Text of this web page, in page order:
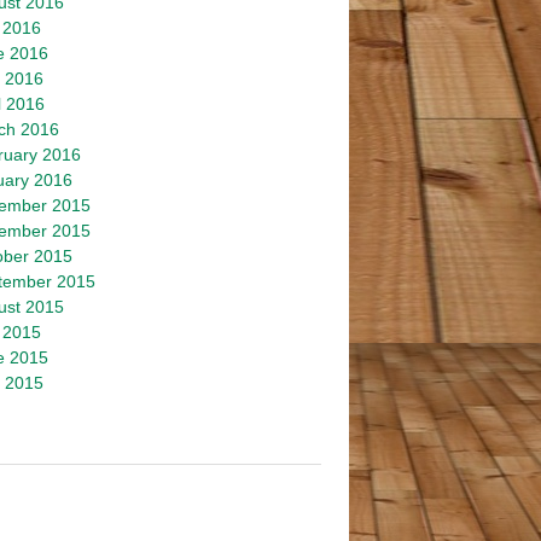
2016
2016
2016
2016
2016
2016
2015
2015
2015
2015
2015
2015
2015